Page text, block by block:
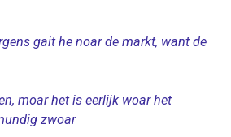
gait he noar de markt, want de
moar het is eerlijk woar het
zwoar